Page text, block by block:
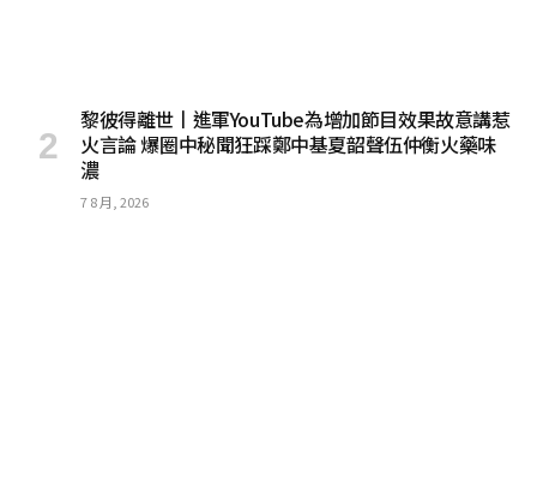
黎彼得離世丨進軍YouTube為增加節目效果故意講惹
火言論 爆圈中秘聞狂踩鄭中基夏韶聲伍仲衡火藥味
濃
7 8 月, 2026